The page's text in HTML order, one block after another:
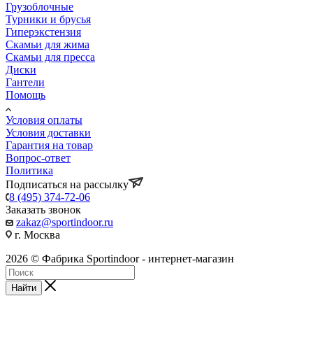
Грузоблочные
Турники и брусья
Гиперэкстензия
Скамьи для жима
Скамьи для пресса
Диски
Гантели
Помощь
Условия оплаты
Условия доставки
Гарантия на товар
Вопрос-ответ
Политика
Подписаться на рассылку
8 (495) 374-72-06
Заказать звонок
zakaz@sportindoor.ru
г. Москва
2026 © Фабрика Sportindoor - интернет-магазин
Найти